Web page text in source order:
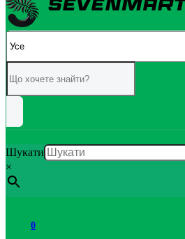
Шукати
×
0